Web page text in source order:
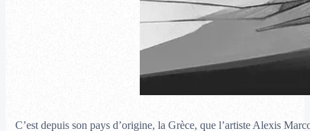
C’est depuis son pays d’origine, la Grèce, que l’artiste Alexis